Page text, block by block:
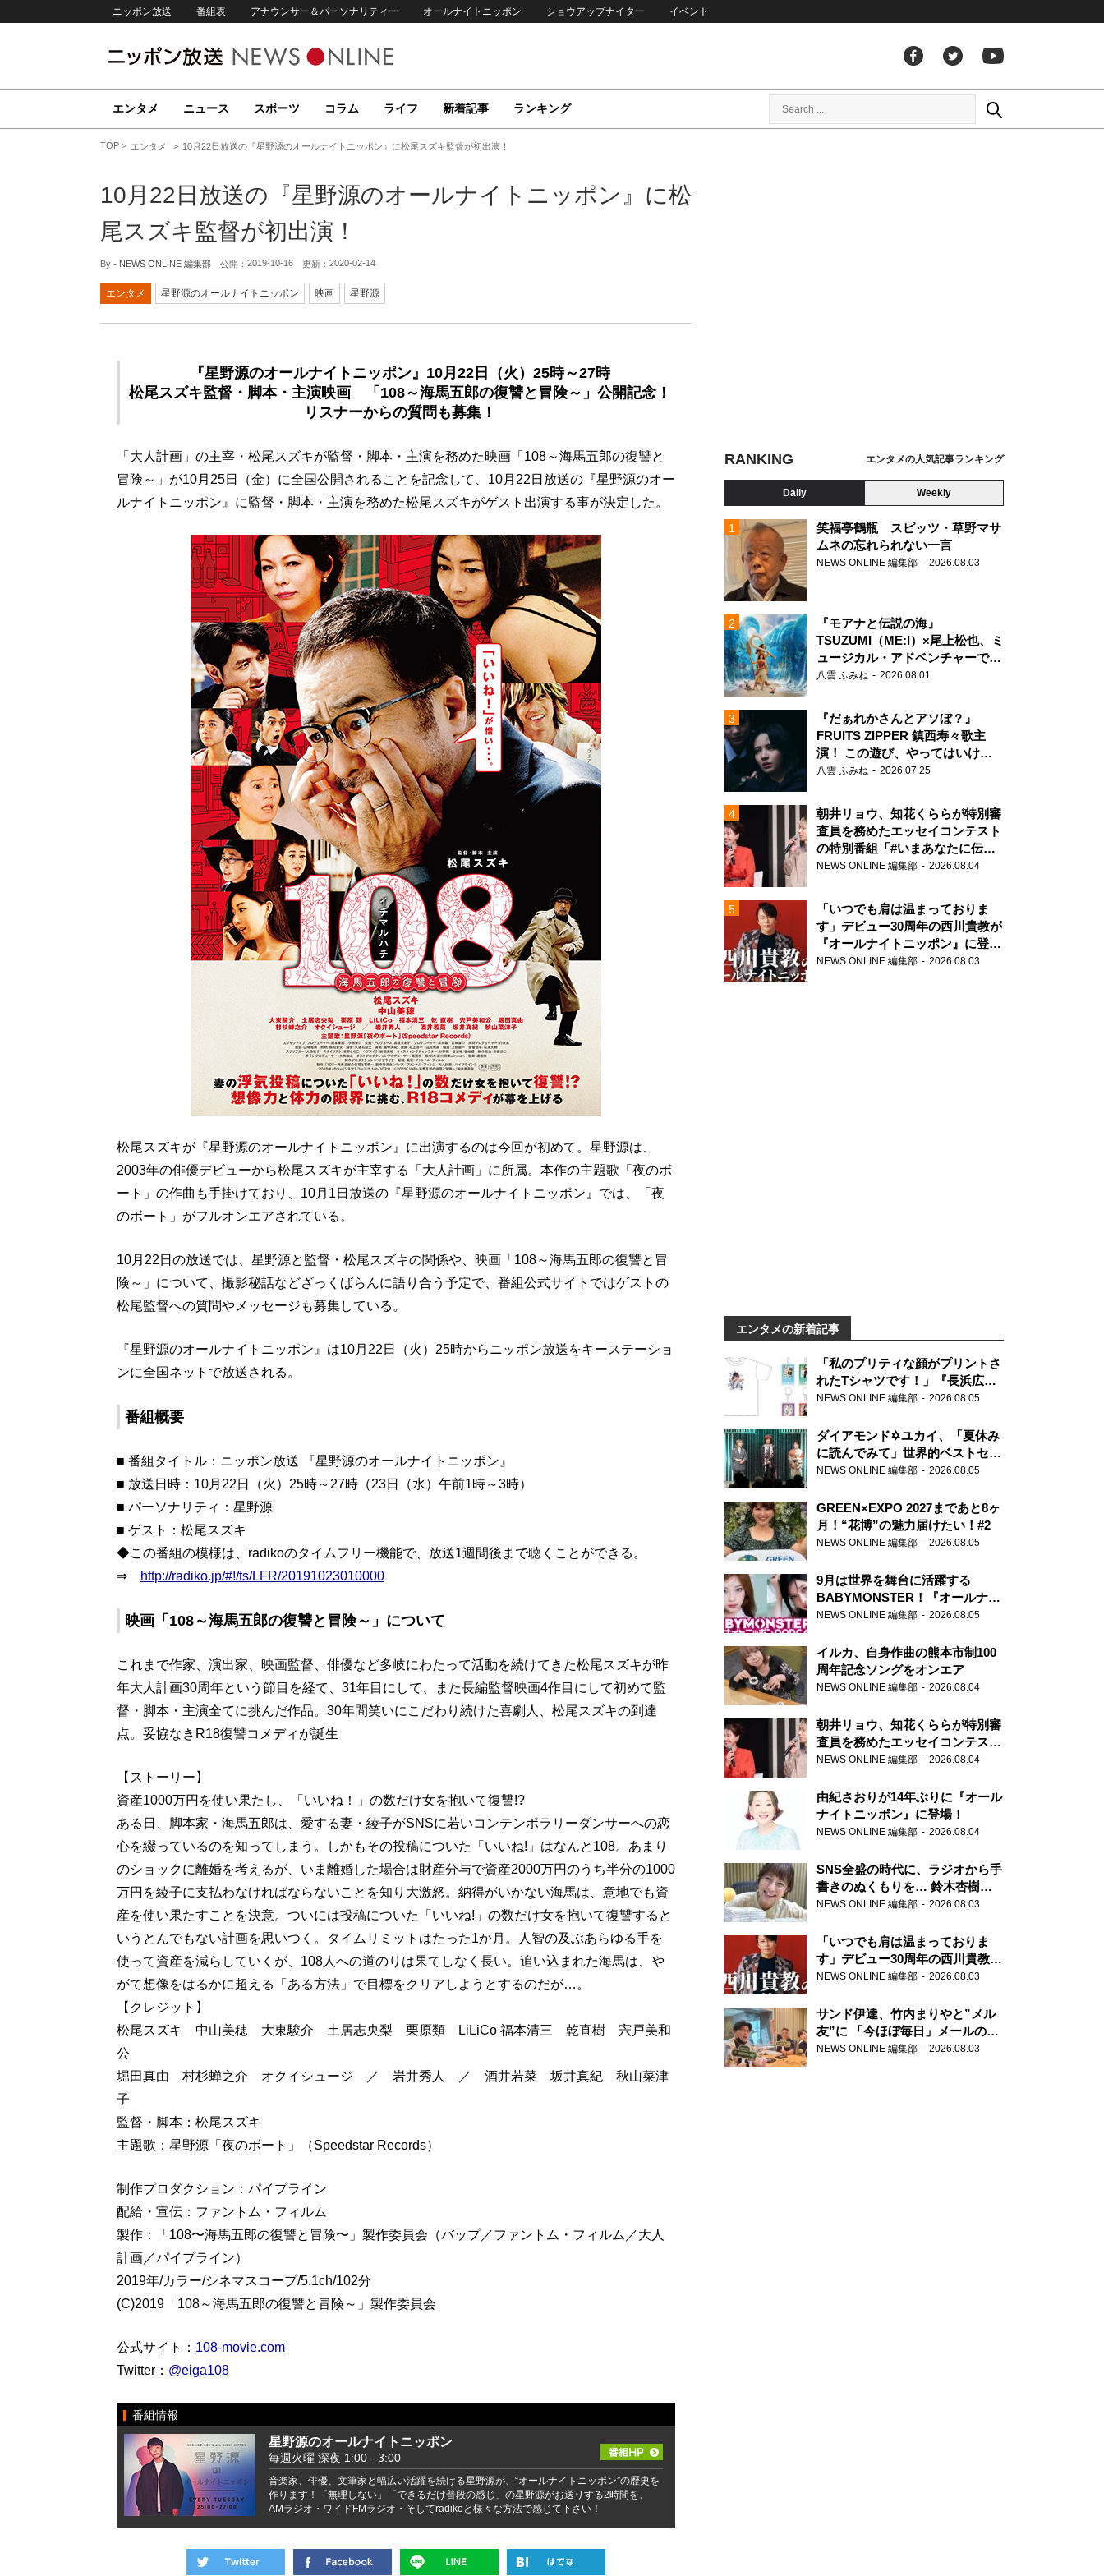
ニッポン放送 番組表 アナウンサー＆パーソナリティー オールナイトニッポン ショウアップナイター イベント
エンタメ ニュース スポーツ コラム ライフ 新着記事 ランキング
TOP エンタメ 10月22日放送の『星野源のオールナイトニッポン』に松尾スズキ監督が初出演！
10月22日放送の『星野源のオールナイトニッポン』に松
尾スズキ監督が初出演！
By - NEWS ONLINE 編集部 公開： 2019-10-16 更新： 2020-02-14
エンタメ 星野源のオールナイトニッポン 映画 星野源
『星野源のオールナイトニッポン』10月22日（火）25時～27時
松尾スズキ監督・脚本・主演映画 「108～海馬五郎の復讐と冒険～」公開記念！
リスナーからの質問も募集！
「大人計画」の主宰・松尾スズキが監督・脚本・主演を務めた映画「108～海馬五郎の復讐と
冒険～」が10月25日（金）に全国公開されることを記念して、10月22日放送の『星野源のオー
ルナイトニッポン』に監督・脚本・主演を務めた松尾スズキがゲスト出演する事が決定した。
松尾スズキが『星野源のオールナイトニッポン』に出演するのは今回が初めて。星野源は、
2003年の俳優デビューから松尾スズキが主宰する「大人計画」に所属。本作の主題歌「夜のボ
ート」の作曲も手掛けており、10月1日放送の『星野源のオールナイトニッポン』では、「夜
のボート」がフルオンエアされている。
10月22日の放送では、星野源と監督・松尾スズキの関係や、映画「108～海馬五郎の復讐と冒
険～」について、撮影秘話などざっくばらんに語り合う予定で、番組公式サイトではゲストの
松尾監督への質問やメッセージも募集している。
『星野源のオールナイトニッポン』は10月22日（火）25時からニッポン放送をキーステーショ
ンに全国ネットで放送される。
番組概要
■ 番組タイトル：ニッポン放送 『星野源のオールナイトニッポン』
■ 放送日時：10月22日（火）25時～27時（23日（水）午前1時～3時）
■ パーソナリティ：星野源
■ ゲスト：松尾スズキ
◆この番組の模様は、radikoのタイムフリー機能で、放送1週間後まで聴くことができる。
⇒
http://radiko.jp/#!/ts/LFR/20191023010000
映画「108～海馬五郎の復讐と冒険～」について
これまで作家、演出家、映画監督、俳優など多岐にわたって活動を続けてきた松尾スズキが昨
年大人計画30周年という節目を経て、31年目にして、また長編監督映画4作目にして初めて監
督・脚本・主演全てに挑んだ作品。30年間笑いにこだわり続けた喜劇人、松尾スズキの到達
点。妥協なきR18復讐コメディが誕生
【ストーリー】
資産1000万円を使い果たし、「いいね！」の数だけ女を抱いて復讐!?
ある日、脚本家・海馬五郎は、愛する妻・綾子がSNSに若いコンテンポラリーダンサーへの恋
心を綴っているのを知ってしまう。しかもその投稿についた「いいね!」はなんと108。あまり
のショックに離婚を考えるが、いま離婚した場合は財産分与で資産2000万円のうち半分の1000
万円を綾子に支払わなければならないことを知り大激怒。納得がいかない海馬は、意地でも資
産を使い果たすことを決意。ついには投稿についた「いいね!」の数だけ女を抱いて復讐すると
いうとんでもない計画を思いつく。タイムリミットはたった1か月。人智の及ぶあらゆる手を
使って資産を減らしていくが、108人への道のりは果てしなく長い。追い込まれた海馬は、や
がて想像をはるかに超える「ある方法」で目標をクリアしようとするのだが…。
【クレジット】
松尾スズキ 中山美穂 大東駿介 土居志央梨 栗原類 LiLiCo 福本清三 乾直樹 宍戸美和
公
堀田真由 村杉蝉之介 オクイシュージ ／ 岩井秀人 ／ 酒井若菜 坂井真紀 秋山菜津
子
監督・脚本：松尾スズキ
主題歌：星野源「夜のボート」（Speedstar Records）
制作プロダクション：パイプライン
配給・宣伝：ファントム・フィルム
製作：「108〜海馬五郎の復讐と冒険〜」製作委員会（バップ／ファントム・フィルム／大人
計画／パイプライン）
2019年/カラー/シネマスコープ/5.1ch/102分
(C)2019「108～海馬五郎の復讐と冒険～」製作委員会
公式サイト： 108-movie.com
Twitter： @eiga108
番組情報
星野源のオールナイトニッポン
毎週火曜 深夜 1:00 - 3:00
音楽家、俳優、文筆家と幅広い活躍を続ける星野源が、“オールナイトニッポン”の歴史を
作ります！「無理しない」「できるだけ普段の感じ」の星野源がお送りする2時間を、
AMラジオ・ワイドFMラジオ・そしてradikoと様々な方法で感じて下さい！
RANKING エンタメの人気記事ランキング
Daily Weekly
笑福亭鶴瓶 スピッツ・草野マサ
ムネの忘れられない一言
NEWS ONLINE 編集部 2026.08.03
『モアナと伝説の海』
TSUZUMI（ME:I）×尾上松也、ミ
ュージカル・アドベンチャーで美
声を響かせる
八雲 ふみね 2026.08.01
『だぁれかさんとアソぼ？』
FRUITS ZIPPER 鎮西寿々歌主
演！ この遊び、やってはいけま
せん。
八雲 ふみね 2026.07.25
朝井リョウ、知花くららが特別審
査員を務めたエッセイコンテスト
の特別番組「#いまあなたに伝え
たいこと」
NEWS ONLINE 編集部 2026.08.04
「いつでも肩は温まっておりま
す」デビュー30周年の西川貴教が
『オールナイトニッポン』に登
場！
NEWS ONLINE 編集部 2026.08.03
エンタメの新着記事
「私のプリティな顔がプリントさ
れたTシャツです！」『長浜広奈
天下無双』初の番組グッズ発売
NEWS ONLINE 編集部 2026.08.05
ダイアモンド✡ユカイ、「夏休み
に読んでみて」世界的ベストセラ
ー『アナスタシア』を紹介
NEWS ONLINE 編集部 2026.08.05
GREEN×EXPO 2027まであと8ヶ
月！“花博”の魅力届けたい！#2
NEWS ONLINE 編集部 2026.08.05
9月は世界を舞台に活躍する
BABYMONSTER！『オールナイ
トニッポンPODCAST』月替わり
NEWS ONLINE 編集部 2026.08.05
イルカ、自身作曲の熊本市制100
周年記念ソングをオンエア
NEWS ONLINE 編集部 2026.08.04
朝井リョウ、知花くららが特別審
査員を務めたエッセイコンテスト
の特別番組「#いまあなたに伝え
NEWS ONLINE 編集部 2026.08.04
由紀さおりが14年ぶりに『オール
ナイトニッポン』に登場！
NEWS ONLINE 編集部 2026.08.04
SNS全盛の時代に、ラジオから手
書きのぬくもりを… 鈴木杏樹の
直筆はがきが届く！
郵便局
NEWS ONLINE 編集部 2026.08.03
「いつでも肩は温まっておりま
す」デビュー30周年の西川貴教が
『オールナイトニッポン』に登
NEWS ONLINE 編集部 2026.08.03
サンド伊達、竹内まりやと”メル
友”に 「今ほぼ毎日」メールのや
り取り明かす
NEWS ONLINE 編集部 2026.08.03